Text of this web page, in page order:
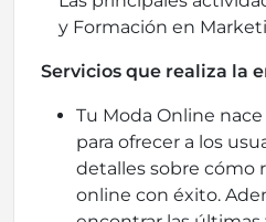
y Formación en
Servicios que realiza la
Tu Moda Online
para ofrecer a los
detalles sobre cómo
online con éxito.